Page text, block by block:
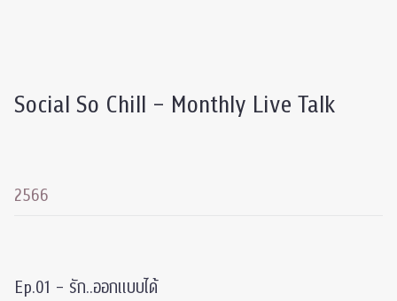
Social So Chill – Monthly Live Talk
2566
Ep.01 – รัก..ออกแบบได้